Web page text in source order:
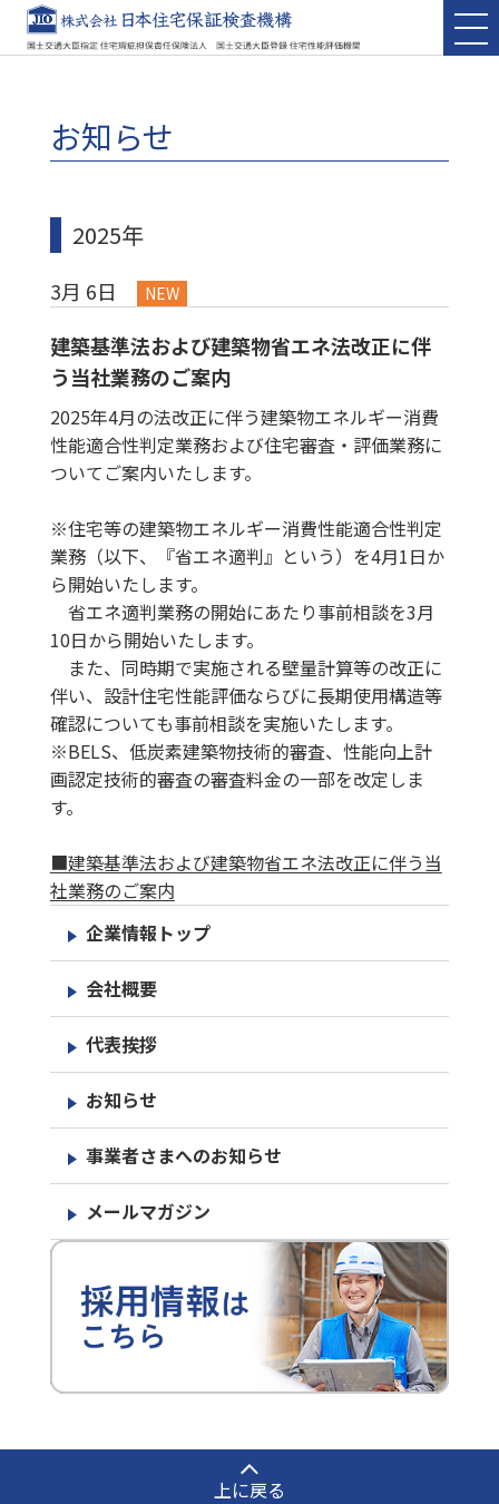
企業情報トップ
会社概要
代表挨拶
お知らせ
事業者さまへのお知らせ
メールマガジン
お知らせ
2025年
3月 6日 NEW
建築基準法および建築物省エネ法改正に伴
う当社業務のご案内
2025年4月の法改正に伴う建築物エネルギー消費
性能適合性判定業務および住宅審査・評価業務に
ついてご案内いたします。
※住宅等の建築物エネルギー消費性能適合性判定
業務（以下、『省エネ適判』という）を4月1日か
ら開始いたします。
省エネ適判業務の開始にあたり事前相談を3月
10日から開始いたします。
また、同時期で実施される壁量計算等の改正に
伴い、設計住宅性能評価ならびに長期使用構造等
確認についても事前相談を実施いたします。
※BELS、低炭素建築物技術的審査、性能向上計
画認定技術的審査の審査料金の一部を改定しま
す。
■建築基準法および建築物省エネ法改正に伴う当
社業務のご案内
上に戻る